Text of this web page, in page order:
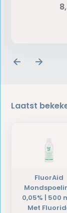
Laatst
FluorAid
0,05% | 500
Met